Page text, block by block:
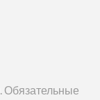
Обязательные